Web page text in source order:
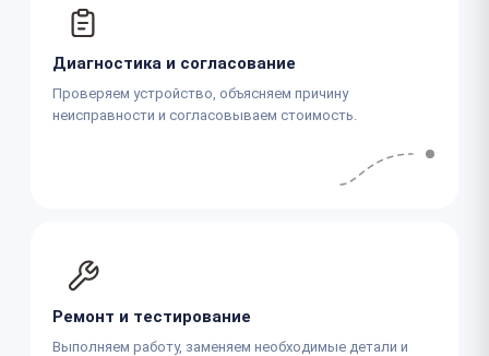
Диагностика и согласование
Проверяем устройство, объясняем причину
неисправности и согласовываем стоимость.
Ремонт и тестирование
Выполняем работу, заменяем необходимые детали и